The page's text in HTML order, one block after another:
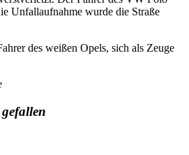
Unfallaufnahme wurde die Straße
des weißen Opels, sich als Zeuge